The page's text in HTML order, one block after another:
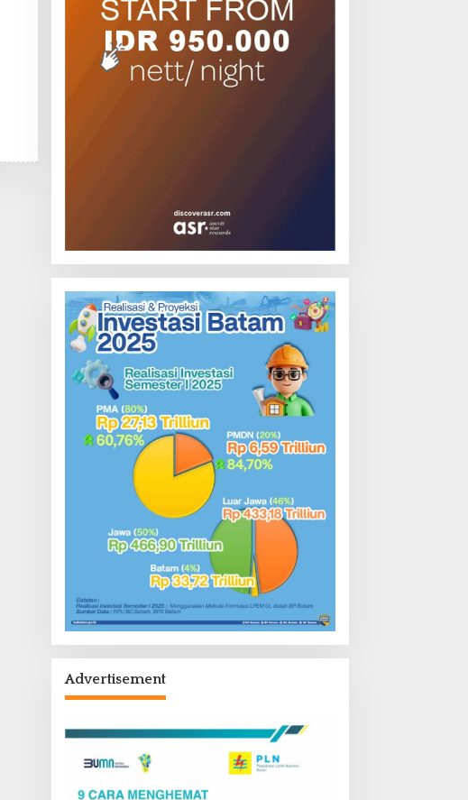
Advertisement